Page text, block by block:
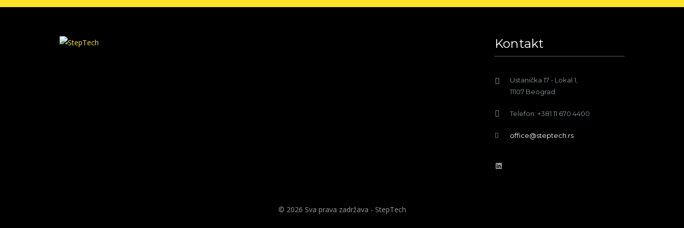
Kontakt
Ustanička 17 - Lokal 1,
11107 Beograd
Telefon: +381 11 670 4400
office@steptech.rs
LinkedIn
© 2026 Sva prava zadržava - StepTech